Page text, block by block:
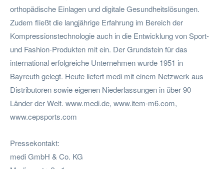
orthopädische Einlagen und digitale Gesundheitslösungen.
Zudem fließt die langjährige Erfahrung im Bereich der
Kompressionstechnologie auch in die Entwicklung von Sport-
und Fashion-Produkten mit ein. Der Grundstein für das
international erfolgreiche Unternehmen wurde 1951 in
Bayreuth gelegt. Heute liefert medi mit einem Netzwerk aus
Distributoren sowie eigenen Niederlassungen in über 90
Länder der Welt. www.medi.de, www.item-m6.com,
www.cepsports.com
Pressekontakt:
medi GmbH & Co. KG